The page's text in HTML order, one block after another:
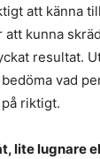
att känna
kunna
resultat.
vad
riktigt.
lite lugnare